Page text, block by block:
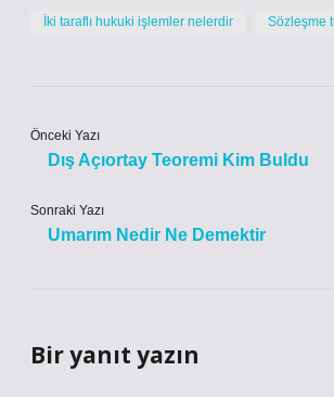
İki taraflı hukuki işlemler nelerdir Sözleşme
Önceki Yazı
Dış Açıortay Teoremi Kim Buldu
Sonraki Yazı
Umarım Nedir Ne Demektir
Bir yanıt yazın